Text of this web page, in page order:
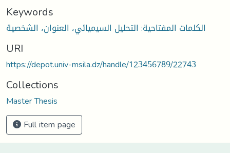
Keywords
الكلمات المفتاحية: التحليل السيميائي، العنوان، الشخصية
URI
https://depot.univ-msila.dz/handle/123456789/22743
Collections
Master Thesis
Full item page